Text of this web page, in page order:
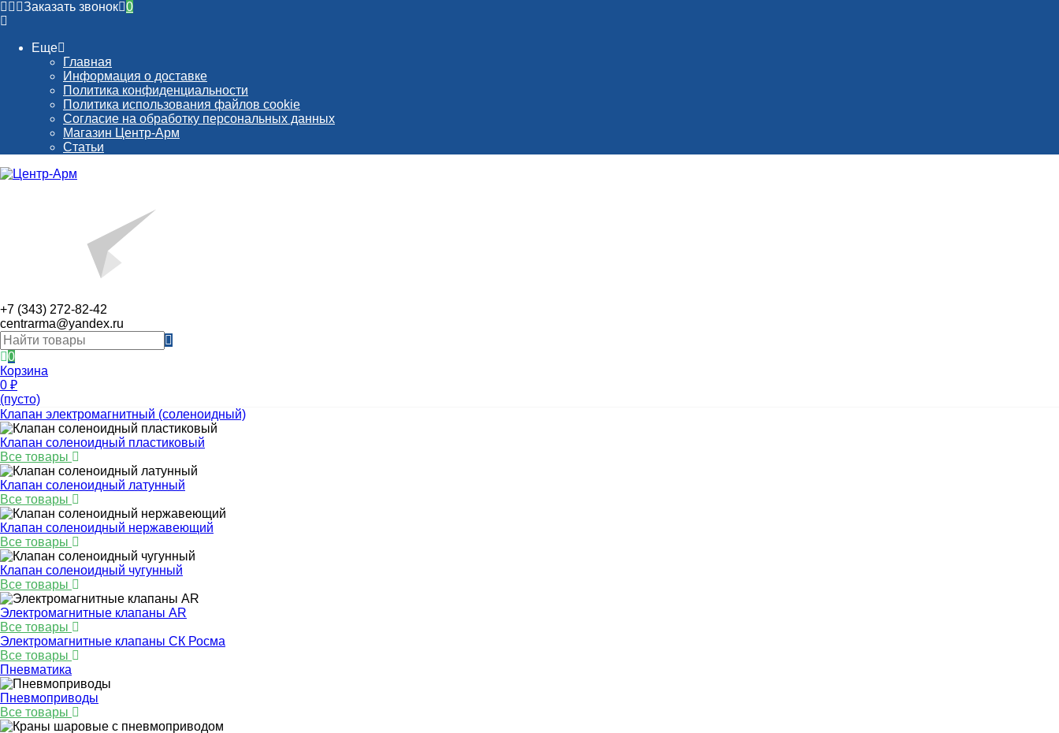
Заказать звонок 0
Еще
Главная
Информация о доставке
Политика конфиденциальности
Политика использования файлов cookie
Согласие на обработку персональных данных
Магазин Центр-Арм
Статьи
+7 (343) 272-82-42
centrarma@yandex.ru
0
Корзина
0 ₽
(пусто)
Клапан электромагнитный (соленоидный)
Клапан соленоидный пластиковый
Все товары
Клапан соленоидный латунный
Все товары
Клапан соленоидный нержавеющий
Все товары
Клапан соленоидный чугунный
Все товары
Электромагнитные клапаны AR
Все товары
Электромагнитные клапаны СК Росма
Все товары
Пневматика
Пневмоприводы
Все товары